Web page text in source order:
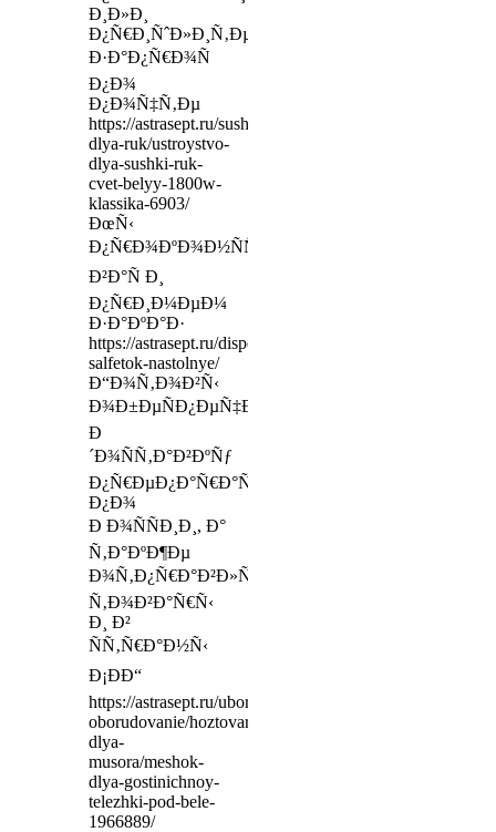
Ð¸Ð»Ð¸
Ð¿Ñ€Ð¸ÑˆÐ»Ð¸Ñ‚Ðµ
Ð·Ð°Ð¿Ñ€Ð¾Ñ
Ð¿Ð¾
Ð¿Ð¾Ñ‡Ñ‚Ðµ
https://astrasept.ru/sushilki-
dlya-ruk/ustroystvo-
dlya-sushki-ruk-
cvet-belyy-1800w-
klassika-6903/
ÐœÑ‹
Ð¿Ñ€Ð¾ÐºÐ¾Ð½ÑÑƒÐ»ÑŒÑ‚Ð¸Ñ€ÑƒÐµÐ¼
Ð²Ð°Ñ Ð¸
Ð¿Ñ€Ð¸Ð¼ÐµÐ¼
Ð·Ð°ÐºÐ°Ð·
https://astrasept.ru/dispensery/dispensery-
salfetok-nastolnye/
Ð“Ð¾Ñ‚Ð¾Ð²Ñ‹
Ð¾Ð±ÐµÑÐ¿ÐµÑ‡Ð¸Ñ‚ÑŒ
Ð
´Ð¾ÑÑ‚Ð°Ð²ÐºÑƒ
Ð¿Ñ€ÐµÐ¿Ð°Ñ€Ð°Ñ‚Ð¾Ð²
Ð¿Ð¾
Ð Ð¾ÑÑÐ¸Ð¸, Ð°
Ñ‚Ð°ÐºÐ¶Ðµ
Ð¾Ñ‚Ð¿Ñ€Ð°Ð²Ð»ÑÐµÐ¼
Ñ‚Ð¾Ð²Ð°Ñ€Ñ‹
Ð¸ Ð²
ÑÑ‚Ñ€Ð°Ð½Ñ‹
Ð¡ÐÐ“
https://astrasept.ru/uborochnoe-
oborudovanie/hoztovary/meshki-
dlya-
musora/meshok-
dlya-gostinichnoy-
telezhki-pod-bele-
1966889/